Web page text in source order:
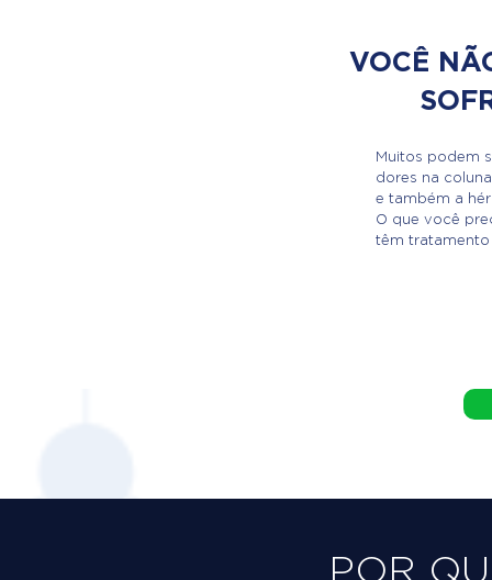
VOCÊ
Muitos podem
dores na
e também a
O que você
têm tratamento
POR